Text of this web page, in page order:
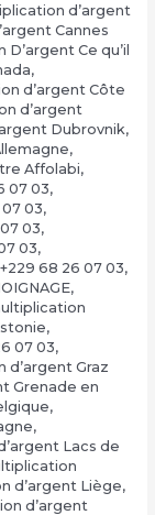
d’argent
Cannes
Ce qu’il
,
d’argent Côte
d’argent
Dubrovnik,
,
Affolabi,
07 03,
03,
03,
03,
+229 68 26 07 03,
,
,
07 03,
d’argent Graz
Grenade en
,
,
Lacs de
d’argent Liège,
d’argent